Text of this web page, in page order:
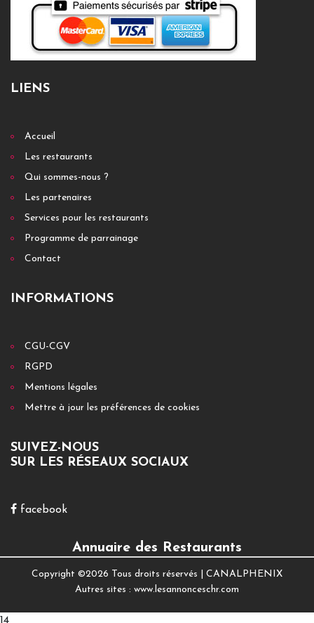
LIENS
Accueil
Les restaurants
Qui sommes-nous ?
Les partenaires
Services pour les restaurants
Programme de parrainage
Contact
INFORMATIONS
CGU-CGV
RGPD
Mentions légales
Mettre à jour les préférences de cookies
SUIVEZ-NOUS
SUR LES RÉSEAUX SOCIAUX
facebook
Annuaire des Restaurants
Copyright ©2026 Tous droits réservés | CANALPHENIX
Autres sites : www.lesannonceschr.com
14